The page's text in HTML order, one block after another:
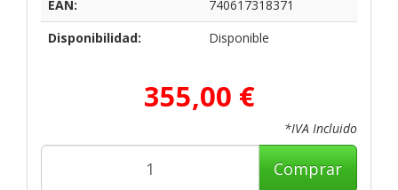
EAN:
740617318371
Disponibilidad:
Disponible
355,00 €
*IVA Incluido
Comprar